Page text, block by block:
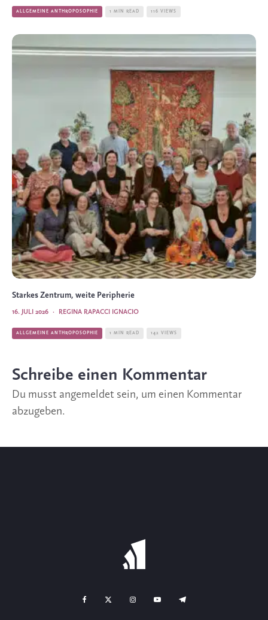
ALLGEMEINE ANTHROPOSOPHIE 1 MIN READ 116 VIEWS
Starkes Zentrum, weite Peripherie
REGINA RAPACCI IGNACIO
·
16. JULI 2026
ALLGEMEINE ANTHROPOSOPHIE 1 MIN READ 142 VIEWS
Schreibe einen Kommentar
Du musst angemeldet sein, um einen Kommentar
abzugeben.